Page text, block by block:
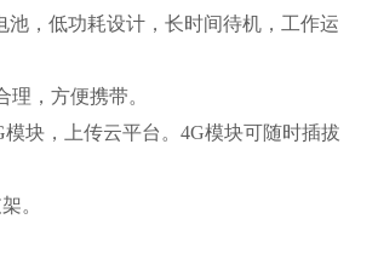
池，低功耗设计，长时间待机，工作运
理，方便携带。
块，上传云平台。4G模块可随时插拔
。